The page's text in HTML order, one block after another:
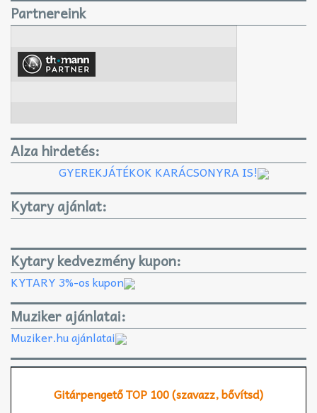
Partnereink
Alza hirdetés:
GYEREKJÁTÉKOK KARÁCSONYRA IS!
Kytary ajánlat:
Kytary kedvezmény kupon:
KYTARY 3%-os kupon
Muziker ajánlatai:
Muziker.hu ajánlatai
Gitárpengető TOP 100 (szavazz, bővítsd)